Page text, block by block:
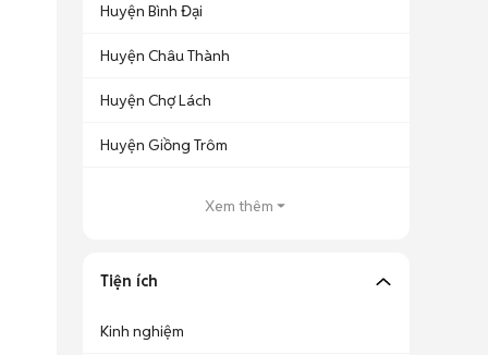
Huyện Bình Đại
Huyện Châu Thành
Huyện Chợ Lách
Huyện Giồng Trôm
Xem thêm
Tiện ích
Kinh nghiệm